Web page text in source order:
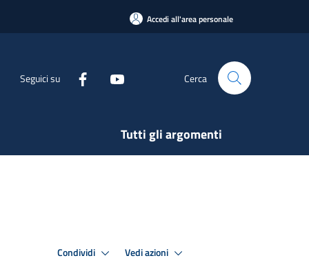
Accedi all'area personale
Seguici su Cerca
Tutti gli argomenti
Condividi Vedi azioni